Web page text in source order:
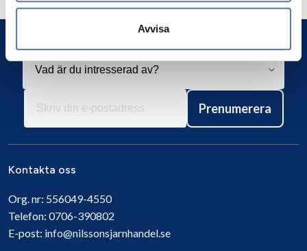
Avvisa
Prenumerera
Kontakta oss
Org. nr: 556049-4550
Telefon: 0706-390802
E-post: info@nilssonsjarnhandel.se